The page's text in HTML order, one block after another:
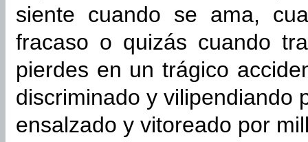
siente cuando se ama,
fracaso o quizás cuando
pierdes en un trágico
discriminado y vilipendiando
ensalzado y vitoreado por